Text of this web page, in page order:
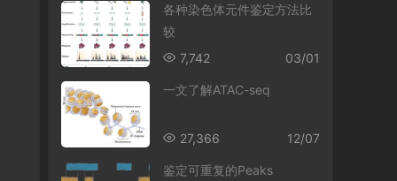
各种染色体元件鉴定方法比
较
03/01
7,742
一文了解ATAC-seq
12/07
27,366
鉴定可重复的Peaks